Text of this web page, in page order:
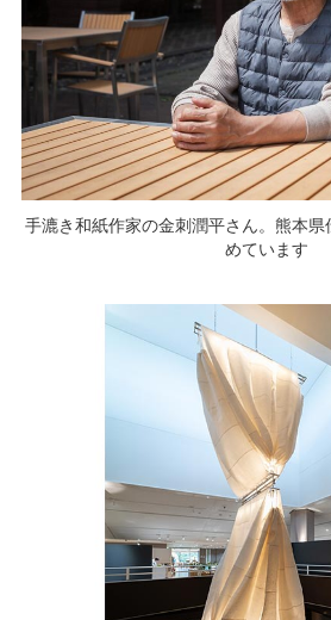
手漉き和紙作家の金刺潤平さん。熊本
めています